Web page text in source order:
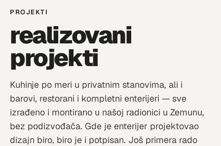
PROJEKTI
realizovani
projekti
Kuhinje po meri u privatnim stanovima, ali i
barovi, restorani i kompletni enterijeri — sve
izrađeno i montirano u našoj radionici u Zemunu,
bez podizvođača. Gde je enterijer projektovao
dizajn biro, biro je i potpisan. Još primera rado